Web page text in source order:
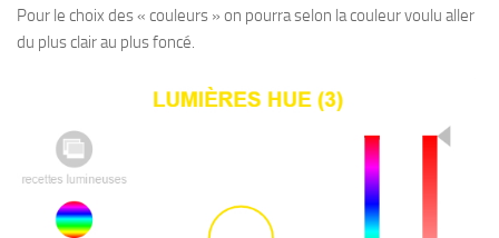
Pour le choix des « couleurs » on pourra selon la couleur voulu aller
du plus clair au plus foncé.